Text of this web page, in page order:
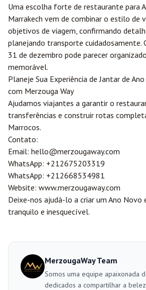
Uma escolha forte de restaurante para
Marrakech vem de combinar o estilo de
objetivos de viagem, confirmando
planejando transporte cuidadosamente.
31 de dezembro pode parecer
memorável.
Planeje Sua Experiência de Jantar de
com Merzouga Way
Ajudamos viajantes a garantir o
transferências e construir rotas
Marrocos.
Contato:
Email: hello@merzougaway.com
WhatsApp: +212675203319
WhatsApp: +212668534981
Website: www.merzougaway.com
Deixe-nos ajudá-lo a criar um Ano Novo
tranquilo e inesquecível.
MerzougaWay Team
Somos uma equipe apaixonada
dedicados a compartilhar a